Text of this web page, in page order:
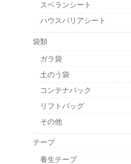
スベランシート
ハウスバリアシート
袋類
ガラ袋
土のう袋
コンテナバック
リフトバッグ
その他
テープ
養生テープ